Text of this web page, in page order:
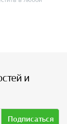
и
Подписаться